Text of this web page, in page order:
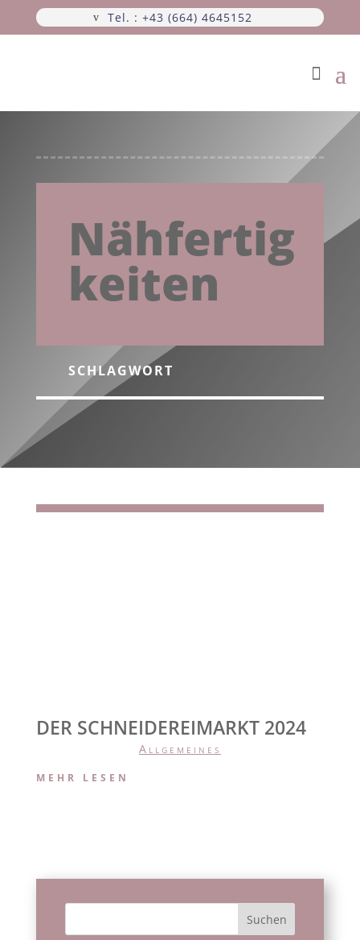
Tel. : +43 (664) 4645152
Nähfertig
keiten
SCHLAGWORT
DER SCHNEIDEREIMARKT 2024
Allgemeines
MEHR LESEN